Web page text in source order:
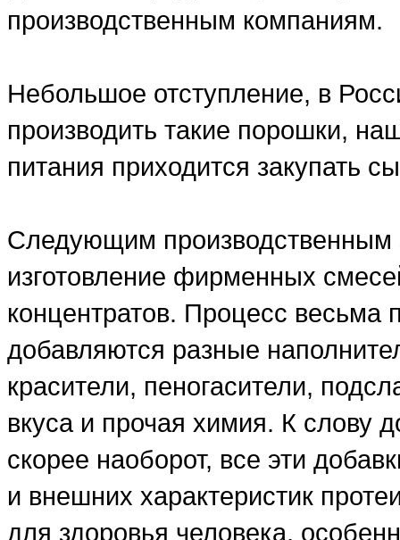
производственным компаниям.
Небольшое отступление, в
производить такие порошки,
питания приходится закупать
Следующим производственным
изготовление фирменных
концентратов. Процесс весьма
добавляются разные
красители, пеногасители,
вкуса и прочая химия. К слову
скорее наоборот, все эти
и внешних характеристик
для здоровья человека,